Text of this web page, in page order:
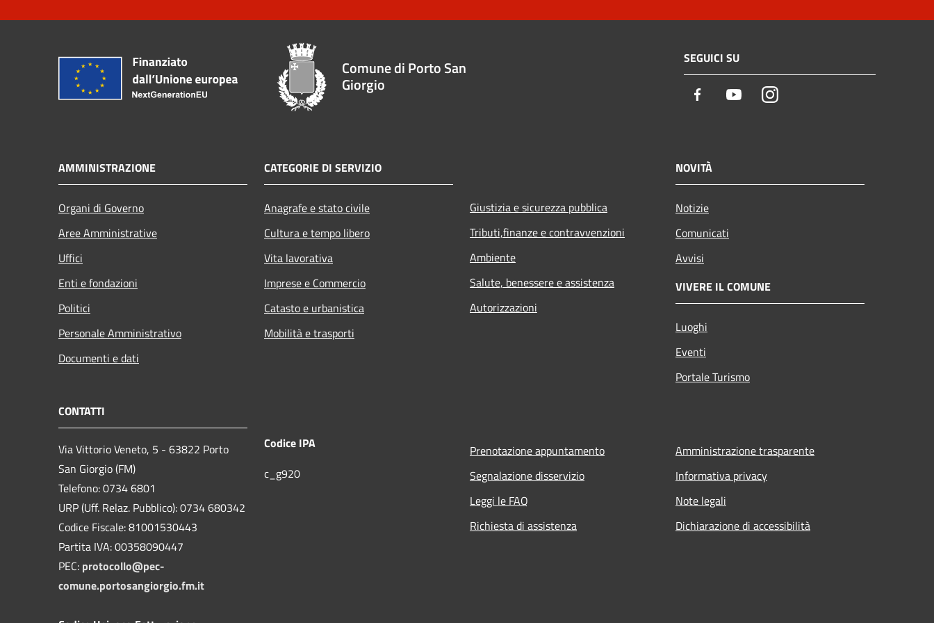
Comune di Porto San
Giorgio
SEGUICI SU
Facebook YoutubeInstagram
AMMINISTRAZIONE
Organi di Governo
Aree Amministrative
Uffici
Enti e fondazioni
Politici
Personale Amministrativo
Documenti e dati
CATEGORIE DI SERVIZIO
Anagrafe e stato civile
Cultura e tempo libero
Vita lavorativa
Imprese e Commercio
Catasto e urbanistica
Mobilità e trasporti
Giustizia e sicurezza pubblica
Tributi,finanze e contravvenzioni
Ambiente
Salute, benessere e assistenza
Autorizzazioni
NOVITÀ
Notizie
Comunicati
Avvisi
VIVERE IL COMUNE
Luoghi
Eventi
Portale Turismo
CONTATTI
Via Vittorio Veneto, 5 - 63822 Porto
San Giorgio (FM)
Telefono: 0734 6801
URP (Uff. Relaz. Pubblico): 0734 680342
Codice Fiscale: 81001530443
Partita IVA: 00358090447
PEC: protocollo@pec-
comune.portosangiorgio.fm.it
Codice IPA
c_g920
Prenotazione appuntamento
Segnalazione disservizio
Leggi le FAQ
Richiesta di assistenza
Amministrazione trasparente
Informativa privacy
Note legali
Dichiarazione di accessibilità